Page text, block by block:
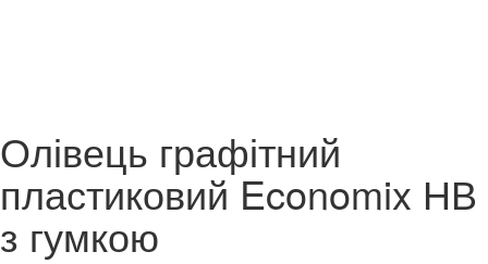
Олівець графітний
пластиковий Economix НВ
з гумкою